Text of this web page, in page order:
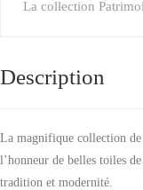
La collection
Description
La magnifique collection de
l’honneur de belles toiles
tradition et modernité.